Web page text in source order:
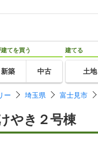
てを買う
新築 中古
建てる
土地
ー 埼玉県 富士見市
やき２号棟